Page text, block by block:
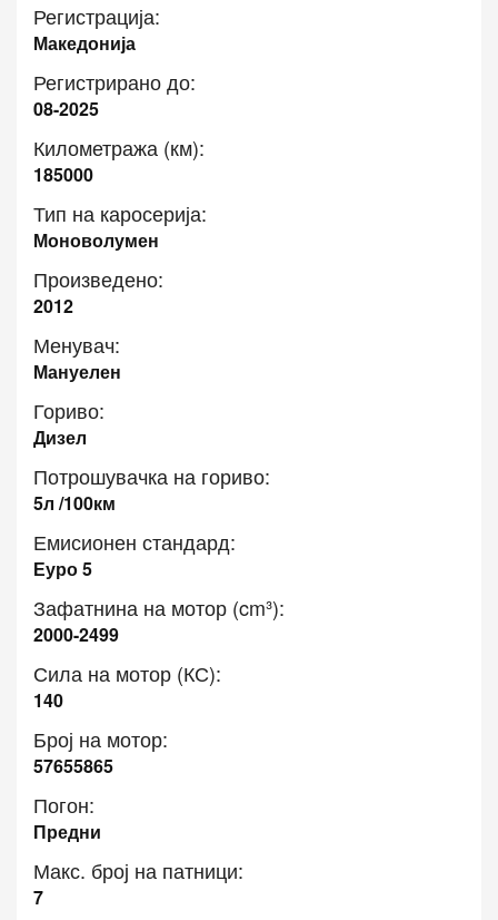
Регистрација:
Македонија
Регистрирано до:
08-2025
Километража (км):
185000
Тип на каросерија:
Моноволумен
Произведено:
2012
Менувач:
Мануелен
Гориво:
Дизел
Потрошувачка на гориво:
5л /100км
Емисионен стандард:
Еуро 5
Зафатнина на мотор (cm³):
2000-2499
Сила на мотор (КС):
140
Број на мотор:
57655865
Погон:
Предни
Макс. број на патници:
7